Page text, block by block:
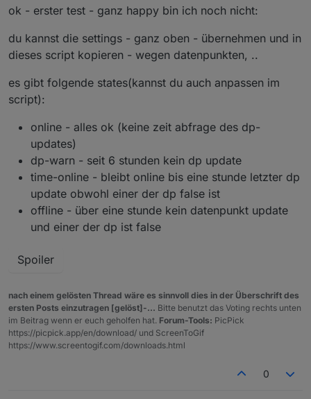
nehmen, da durch z.B.DutyCycledas Gerät für
korrekt funktioniert. Wahrscheinlich wird man
Analyse darüber fährt.
ok - erster test - ganz happy bin ich noch nicht:
du kannst die settings - ganz oben - übernehmen und in
dieses script kopieren - wegen datenpunkten, ..
es gibt folgende states(kannst du auch anpassen im
script):
online - alles ok (keine zeit abfrage des dp-
updates)
dp-warn - seit 6 stunden kein dp update
time-online - bleibt online bis eine stunde letzter dp
update obwohl einer der dp false ist
offline - über eine stunde kein datenpunkt update
und einer der dp ist false
Spoiler
nach einem gelösten Thread wäre es sinnvoll dies in der Überschrift des
ersten Posts einzutragen [gelöst]-... Bitte benutzt das Voting rechts unten
im Beitrag wenn er euch geholfen hat. Forum-Tools: PicPick
https://picpick.app/en/download/ und ScreenToGif
https://www.screentogif.com/downloads.html
0